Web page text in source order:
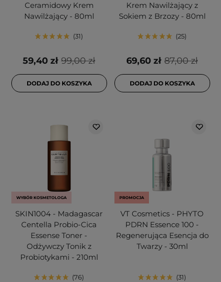
Ceramidowy Krem
Nawilżający - 80ml
31
99,00 zł
59,40 zł
DODAJ DO KOSZYKA
Krem Nawilżający z
Sokiem z Brzozy - 80ml
25
87,00 zł
69,60 zł
DODAJ DO KOSZYKA
WYBÓR KOSMETOLOGA
SKIN1004 - Madagascar
Centella Probio-Cica
Essense Toner -
Odżywczy Tonik z
Probiotykami - 210ml
76
PROMOCJA
VT Cosmetics - PHYTO
PDRN Essence 100 -
Regenerująca Esencja do
Twarzy - 30ml
31